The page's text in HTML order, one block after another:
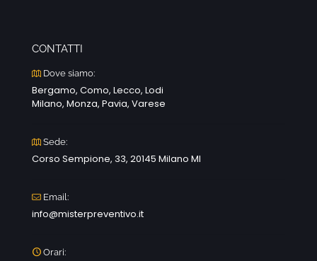
CONTATTI
Dove siamo:
Bergamo, Como, Lecco, Lodi
Milano, Monza, Pavia, Varese
Sede:
Corso Sempione, 33, 20145 Milano MI
Email:
info@misterpreventivo.it
Orari: